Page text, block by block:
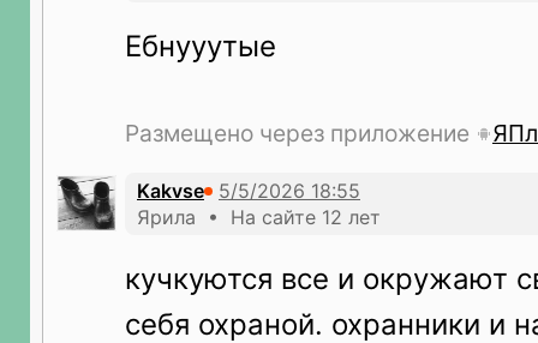
Ебнууутые
Размещено через приложение
Kakvse
Ярила • На сайте 12 лет
кучкуются все и окружают
себя охраной. охранники и